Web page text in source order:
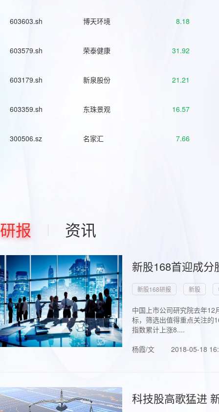
603603.sh 博天环境 8.18
603579.sh 荣泰健康 31.92
603179.sh 新泉股份 21.21
603359.sh 东珠景观 16.57
300506.sz 名家汇 7.66
研报 资讯
新股168首迎成
新股168研报 新股
中国上市公司研究院去年
标，筛选出值得重点关注的
指数累计上涨8....
杨霞/文
2018-05-18
科技股高歌猛进